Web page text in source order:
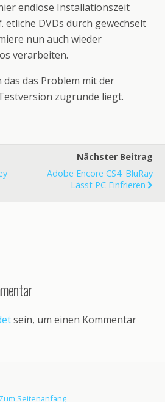
endlose Installationszeit
DVDs durch gewechselt
nun auch wieder
verarbeiten.
das Problem mit der
zugrunde liegt.
Nächster Beitrag
Adobe Encore CS4: BluRay
Lässt PC Einfrieren
sein, um einen Kommentar
Zum Seitenanfang